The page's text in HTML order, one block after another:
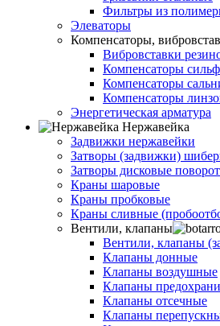
Фильтры из
Элеваторы
Компенсаторы,
Вибровставки
Компенсаторы
Компенсаторы
Компенсаторы
Энергетическая арматура
Нержавейка
Задвижки нержавейки
Затворы (задвижки)
Затворы дисковые
Краны шаровые
Краны пробковые
Краны сливные
Вентили, клапаны
Вентили, клапаны
Клапаны донные
Клапаны воздушные
Клапаны
Клапаны отсечные
Клапаны